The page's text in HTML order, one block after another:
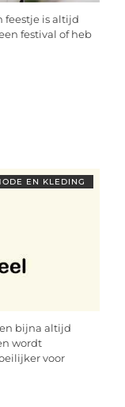
feestje is altijd
festival of heb
EN KLEDING
bijna altijd
wordt
voor